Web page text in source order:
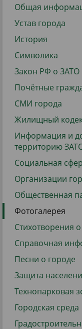
Общая
Устав города
История
Символика
Закон РФ о ЗАТО
Почётные
СМИ города
Жилищный
Информация и
территорию
Социальная
Организации
Общественная
Фотогалерея
Стихотворения
Справочная
Песни о городе
Защита
Технопарковая
Городская среда